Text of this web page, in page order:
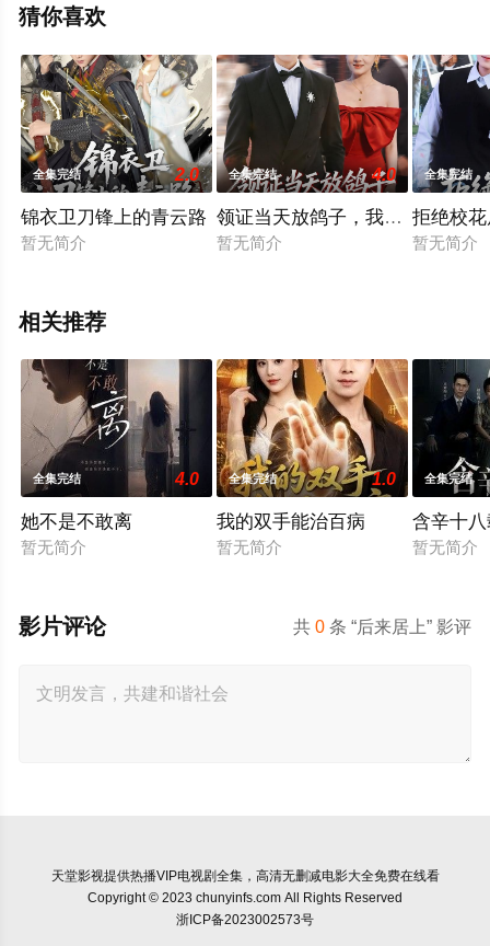
或剧情网等平台了解。
猜你喜欢
全集完结 2.0
锦衣卫刀锋上的青云路
暂无简介
全集完结 4.0
领证当天放鸽子，我靠系统逆袭
暂无简介
全集完结
拒绝校
暂无简介
相关推荐
全集完结 4.0
她不是不敢离
暂无简介
全集完结 1.0
我的双手能治百病
暂无简介
全集完结
含辛十
暂无简介
共0 条 “后来居上” 影评
影片评论
天堂影视提供热播VIP电视剧全集，高清无删减电影大全免费在线看
Copyright © 2023 chunyinfs.com All Rights Reserved
浙ICP备2023002573号